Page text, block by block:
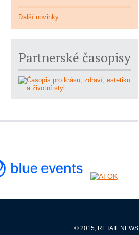
Další novinky
Partnerské časopisy
© 2015, RETAIL NEWS